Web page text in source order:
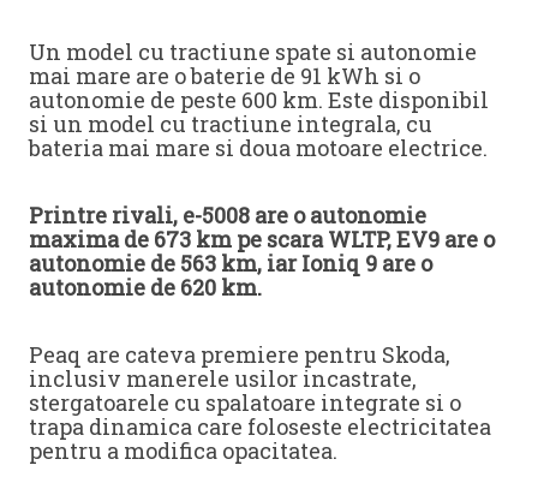
Un model cu tractiune spate si autonomie
mai mare are o baterie de 91 kWh si o
autonomie de peste 600 km. Este disponibil
si un model cu tractiune integrala, cu
bateria mai mare si doua motoare electrice.
Printre rivali, e-5008 are o autonomie
maxima de 673 km pe scara WLTP, EV9 are o
autonomie de 563 km, iar Ioniq 9 are o
autonomie de 620 km.
Peaq are cateva premiere pentru Skoda,
inclusiv manerele usilor incastrate,
stergatoarele cu spalatoare integrate si o
trapa dinamica care foloseste electricitatea
pentru a modifica opacitatea.